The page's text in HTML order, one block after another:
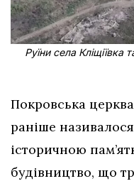
Руїни села Кліщіївка
Покровська церква
раніше
історичною
будівництво, що